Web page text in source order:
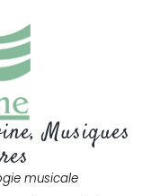
Musiques
musicale